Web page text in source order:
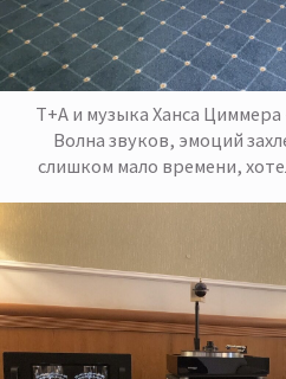
Т+А и музыка Ханса Циммера
Волна звуков, эмоций
слишком мало времени,